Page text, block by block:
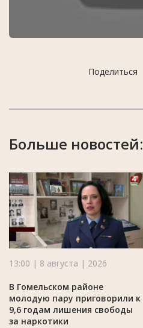
Поделиться
Больше новостей:
13:00 | 8 августа | 2026
В Гомельском районе
молодую пару приговорили к
9,6 годам лишения свободы
за наркотики